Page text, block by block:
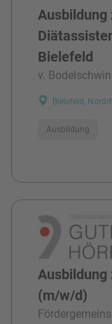
Bielefeld
v.
Bielefeld,
Ausbildung
(m/w/d)